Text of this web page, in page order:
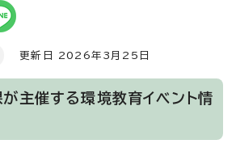
更新日 2026年3月25日
主催する環境教育イベント情